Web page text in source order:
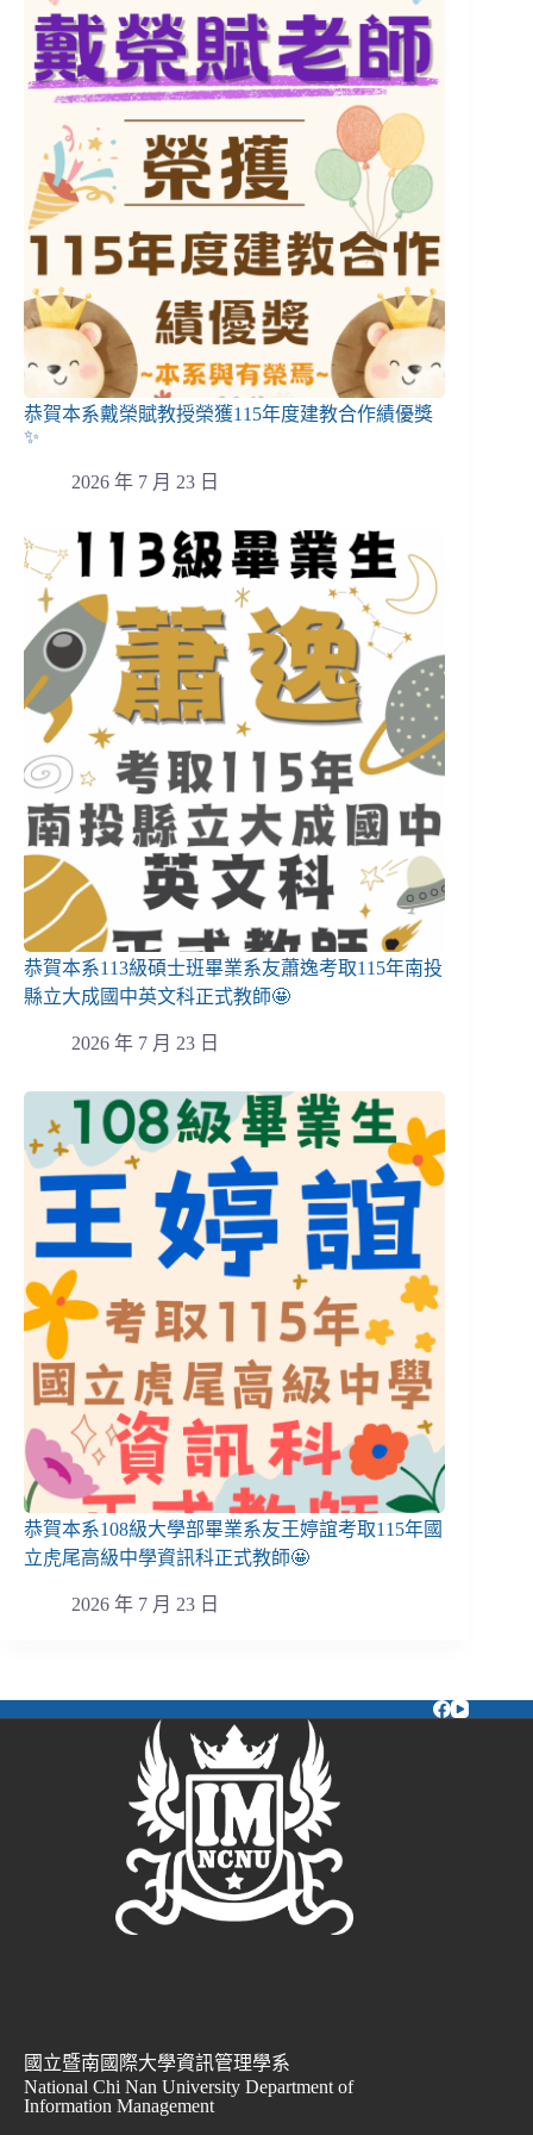
恭賀本系戴榮賦教授榮獲115年度建教合作績優獎
✨
2026 年 7 月 23 日
恭賀本系113級碩士班畢業系友蕭逸考取115年南投
縣立大成國中英文科正式教師🤩
2026 年 7 月 23 日
恭賀本系108級大學部畢業系友王婷誼考取115年國
立虎尾高級中學資訊科正式教師🤩
2026 年 7 月 23 日
國立暨南國際大學資訊管理學系
National Chi Nan University Department of
Information Management